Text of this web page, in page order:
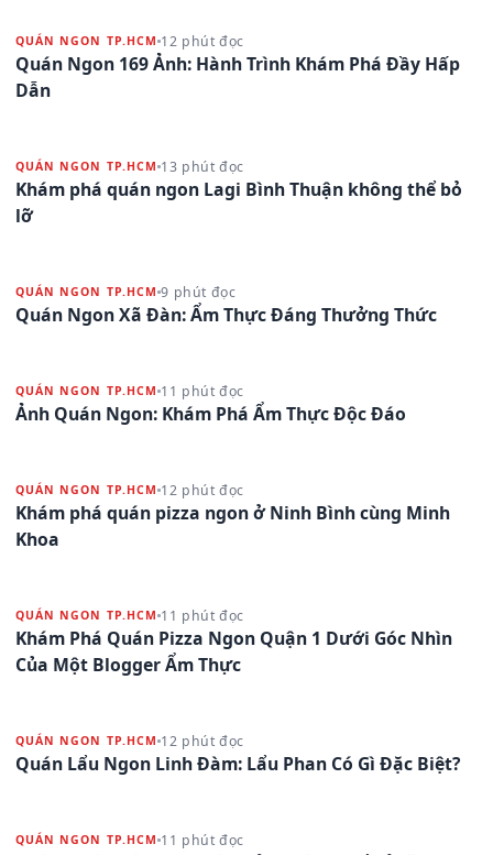
QUÁN NGON TP.HCM 12 phút đọc
Quán Ngon 169 Ảnh: Hành Trình Khám Phá Đầy Hấp
Dẫn
QUÁN NGON TP.HCM 13 phút đọc
Khám phá quán ngon Lagi Bình Thuận không thể bỏ
lỡ
QUÁN NGON TP.HCM 9 phút đọc
Quán Ngon Xã Đàn: Ẩm Thực Đáng Thưởng Thức
QUÁN NGON TP.HCM 11 phút đọc
Ảnh Quán Ngon: Khám Phá Ẩm Thực Độc Đáo
QUÁN NGON TP.HCM 12 phút đọc
Khám phá quán pizza ngon ở Ninh Bình cùng Minh
Khoa
QUÁN NGON TP.HCM 11 phút đọc
Khám Phá Quán Pizza Ngon Quận 1 Dưới Góc Nhìn
Của Một Blogger Ẩm Thực
QUÁN NGON TP.HCM 12 phút đọc
Quán Lẩu Ngon Linh Đàm: Lẩu Phan Có Gì Đặc Biệt?
QUÁN NGON TP.HCM 11 phút đọc